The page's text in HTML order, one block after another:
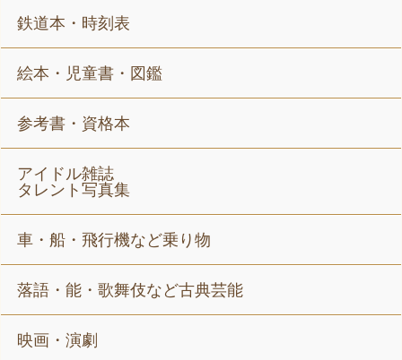
鉄道本・時刻表
絵本・児童書・図鑑
参考書・資格本
アイドル雑誌
タレント写真集
車・船・飛行機など乗り物
落語・能・歌舞伎など古典芸能
映画・演劇